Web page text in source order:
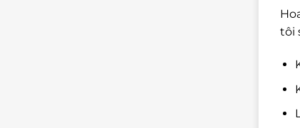
tôi